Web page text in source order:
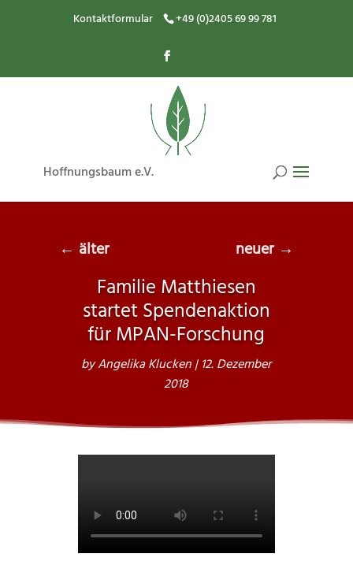
Kontaktformular +49 (0)2405 69 99 781
Hoffnungsbaum e.V.
← älter neuer→
Familie Matthiesen
startet Spendenaktion
für MPAN-Forschung
byAngelika Klucken| 12. Dezember
2018